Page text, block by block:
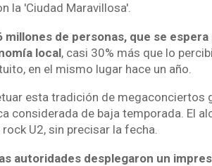
la 'Ciudad Maravillosa'.
millones de personas, que se espera
local, casi 30% más que lo
en el mismo lugar hace un año.
esta tradición de megaconciertos
considerada de baja temporada. El
U2, sin precisar la fecha.
autoridades desplegaron un